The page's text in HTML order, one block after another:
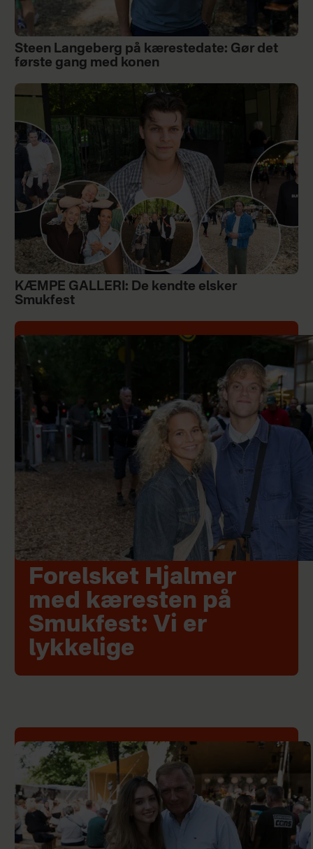
Steen Langeberg på kærestedate: Gør det
første gang med konen
KÆMPE GALLERI: De kendte elsker
Smukfest
Forelsket Hjalmer
med kæresten på
Smukfest: Vi er
lykkelige